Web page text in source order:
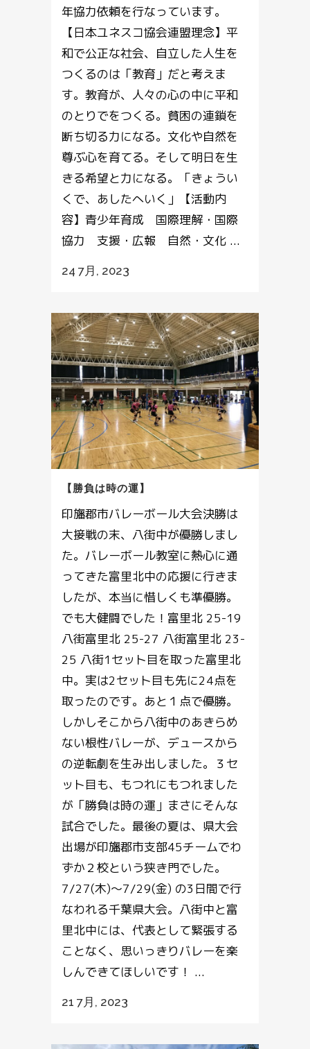
年協力依頼を行なっています。
【日本ユネスコ協会連盟理念】平
和で公正な社会、自立した人生を
つくるのは「教育」だと考えま
す。教育が、人々の心の中に平和
のとりでをつくる。貧困の連鎖を
断ち切る力になる。文化や自然を
尊ぶ心を育てる。そして明日を生
きる希望と力になる。「きょうい
くで、あしたへいく」【活動内
容】青少年育成 国際理解・国際
協力 支援・広報 自然・文化 ...
24 7月, 2023
【勝負は時の運】
印旛郡市バレーボール大会決勝は
大接戦の末、八街中が優勝しまし
た。バレーボール教室に熱心に通
ってきた富里北中の応援に行きま
したが、本当に惜しくも準優勝。
でも大健闘でした！富里北 25-19
八街富里北 25-27 八街富里北 23-
25 八街1セット目を取った富里北
中。実は2セット目も先に24点を
取ったのです。あと１点で優勝。
しかしそこから八街中のあきらめ
ない根性バレーが、デュースから
の逆転劇を生み出しました。３セ
ット目も、もつれにもつれました
が「勝負は時の運」まさにそんな
試合でした。最後の夏は、県大会
出場が印旛郡市支部45チームでわ
ずか２校という狭き門でした。
7/27(木)～7/29(金) の3日間で行
なわれる千葉県大会。八街中と富
里北中には、代表として緊張する
ことなく、思いっきりバレーを楽
しんできてほしいです！ ...
21 7月, 2023